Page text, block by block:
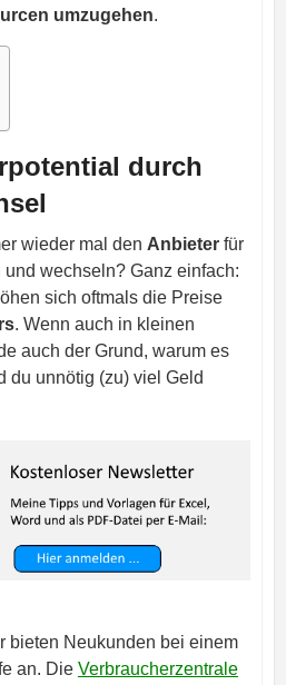
umzugehen.
durch
wieder mal den Anbieterfür
und wechseln? Ganz einfach:
sich oftmals die Preise
. Wenn auch in kleinen
auch der Grund, warum es
du unnötig (zu) viel Geld
bieten Neukunden bei einem
an. Die Verbraucherzentrale